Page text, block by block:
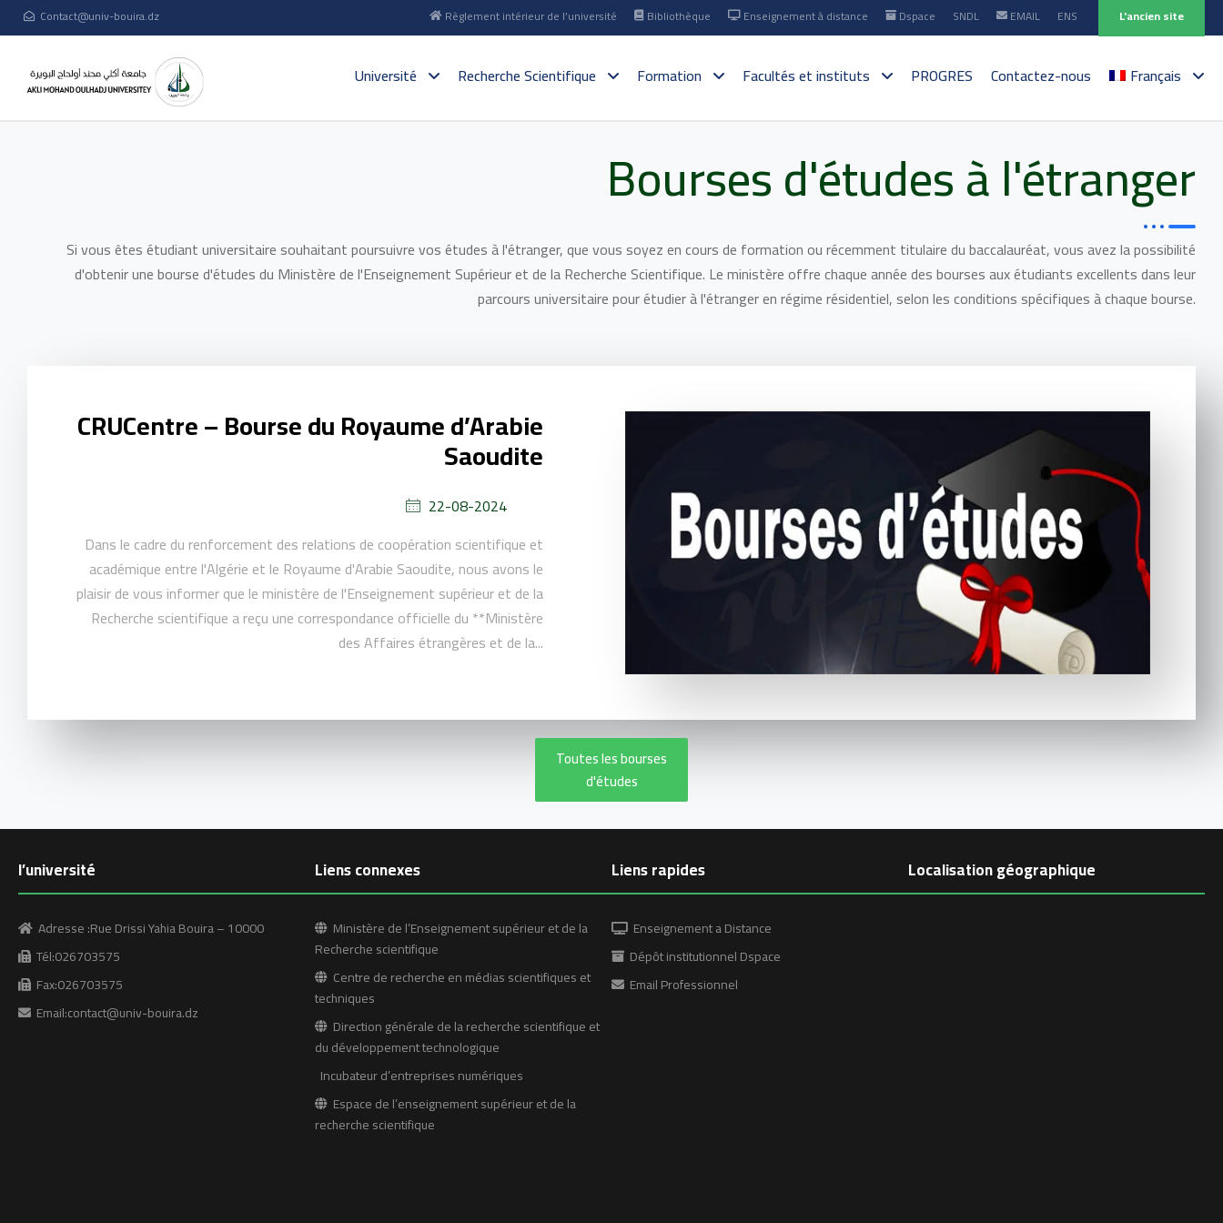
Contact@univ-bouira.dz Règlement intérieur de l’université Bibliothèque Enseignement à distance Dspace SNDL EMAIL ENS L'ancien site
Université Recherche Scientifique Formation Facultés et instituts PROGRES Contactez-nous Français
Bourses d'études à l'étranger
Si vous êtes étudiant universitaire souhaitant poursuivre vos études à l'étranger, que vous soyez en cours de formation ou récemment titulaire du baccalauréat, vous avez la possibilité
d'obtenir une bourse d'études du Ministère de l'Enseignement Supérieur et de la Recherche Scientifique. Le ministère offre chaque année des bourses aux étudiants excellents dans leur
parcours universitaire pour étudier à l'étranger en régime résidentiel, selon les conditions spécifiques à chaque bourse.
CRUCentre – Bourse du Royaume d’Arabie
Saoudite
22-08-2024
Dans le cadre du renforcement des relations de coopération scientifique et
académique entre l'Algérie et le Royaume d'Arabie Saoudite, nous avons le
plaisir de vous informer que le ministère de l'Enseignement supérieur et de la
Recherche scientifique a reçu une correspondance officielle du **Ministère
des Affaires étrangères et de la...
Toutes les bourses
d'études
l’université
Adresse :Rue Drissi Yahia Bouira – 10000
Tél:026703575
Fax:026703575
Email:contact@univ-bouira.dz
Liens connexes
Ministère de l’Enseignement supérieur et de la
Recherche scientifique
Centre de recherche en médias scientifiques et
techniques
Direction générale de la recherche scientifique et
du développement technologique
Incubateur d’entreprises numériques
Espace de l’enseignement supérieur et de la
recherche scientifique
Liens rapides
Enseignement a Distance
Dépôt institutionnel Dspace
Email Professionnel
Localisation géographique